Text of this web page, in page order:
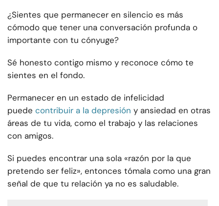
¿Sientes que permanecer en silencio es más
cómodo que tener una conversación profunda o
importante con tu cónyuge?
Sé honesto contigo mismo y reconoce cómo te
sientes en el fondo.
Permanecer en un estado de infelicidad
puede contribuir a la depresión y ansiedad en otras
áreas de tu vida, como el trabajo y las relaciones
con amigos.
Si puedes encontrar una sola «razón por la que
pretendo ser feliz», entonces tómala como una gran
señal de que tu relación ya no es saludable.